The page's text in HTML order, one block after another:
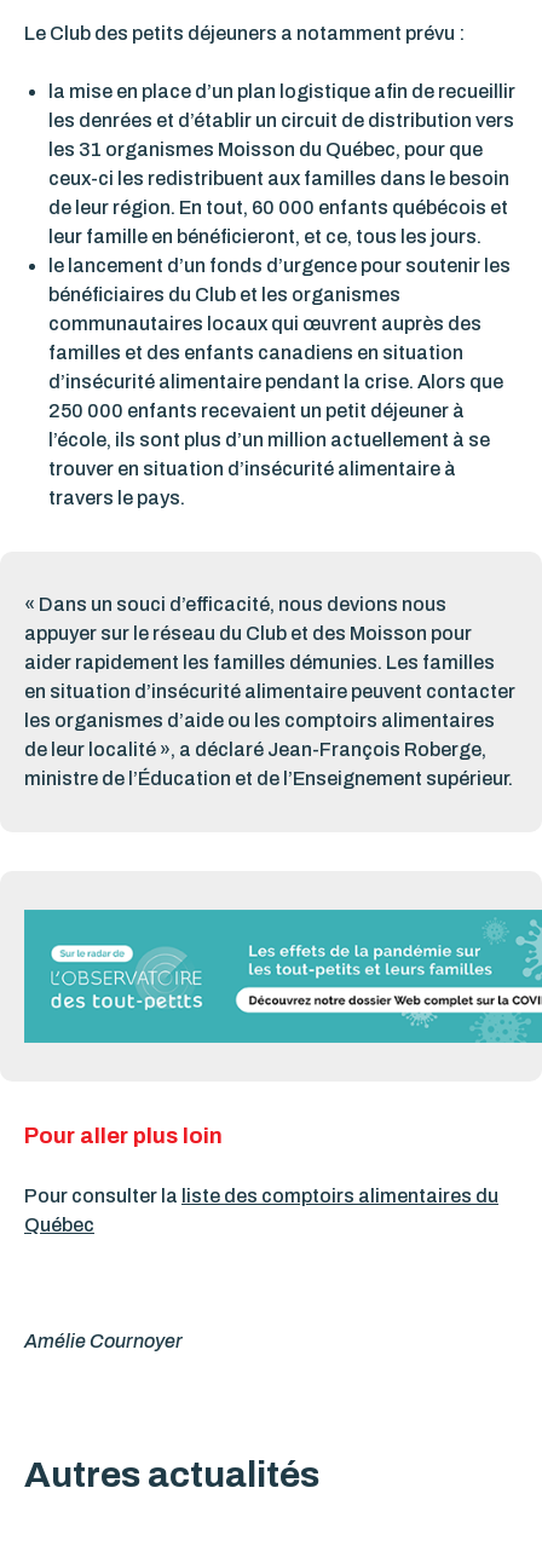
Le Club des petits déjeuners a notamment prévu :
la mise en place d’un plan logistique afin de recueillir
les denrées et d’établir un circuit de distribution vers
les 31 organismes Moisson du Québec, pour que
ceux-ci les redistribuent aux familles dans le besoin
de leur région. En tout, 60 000 enfants québécois et
leur famille en bénéficieront, et ce, tous les jours.
le lancement d’un fonds d’urgence pour soutenir les
bénéficiaires du Club et les organismes
communautaires locaux qui œuvrent auprès des
familles et des enfants canadiens en situation
d’insécurité alimentaire pendant la crise. Alors que
250 000 enfants recevaient un petit déjeuner à
l’école, ils sont plus d’un million actuellement à se
trouver en situation d’insécurité alimentaire à
travers le pays.
« Dans un souci d’efficacité, nous devions nous
appuyer sur le réseau du Club et des Moisson pour
aider rapidement les familles démunies. Les familles
en situation d’insécurité alimentaire peuvent contacter
les organismes d’aide ou les comptoirs alimentaires
de leur localité », a déclaré Jean-François Roberge,
ministre de l’Éducation et de l’Enseignement supérieur.
Pour aller plus loin
Pour consulter la liste des comptoirs alimentaires du
Québec
Amélie Cournoyer
Autres actualités